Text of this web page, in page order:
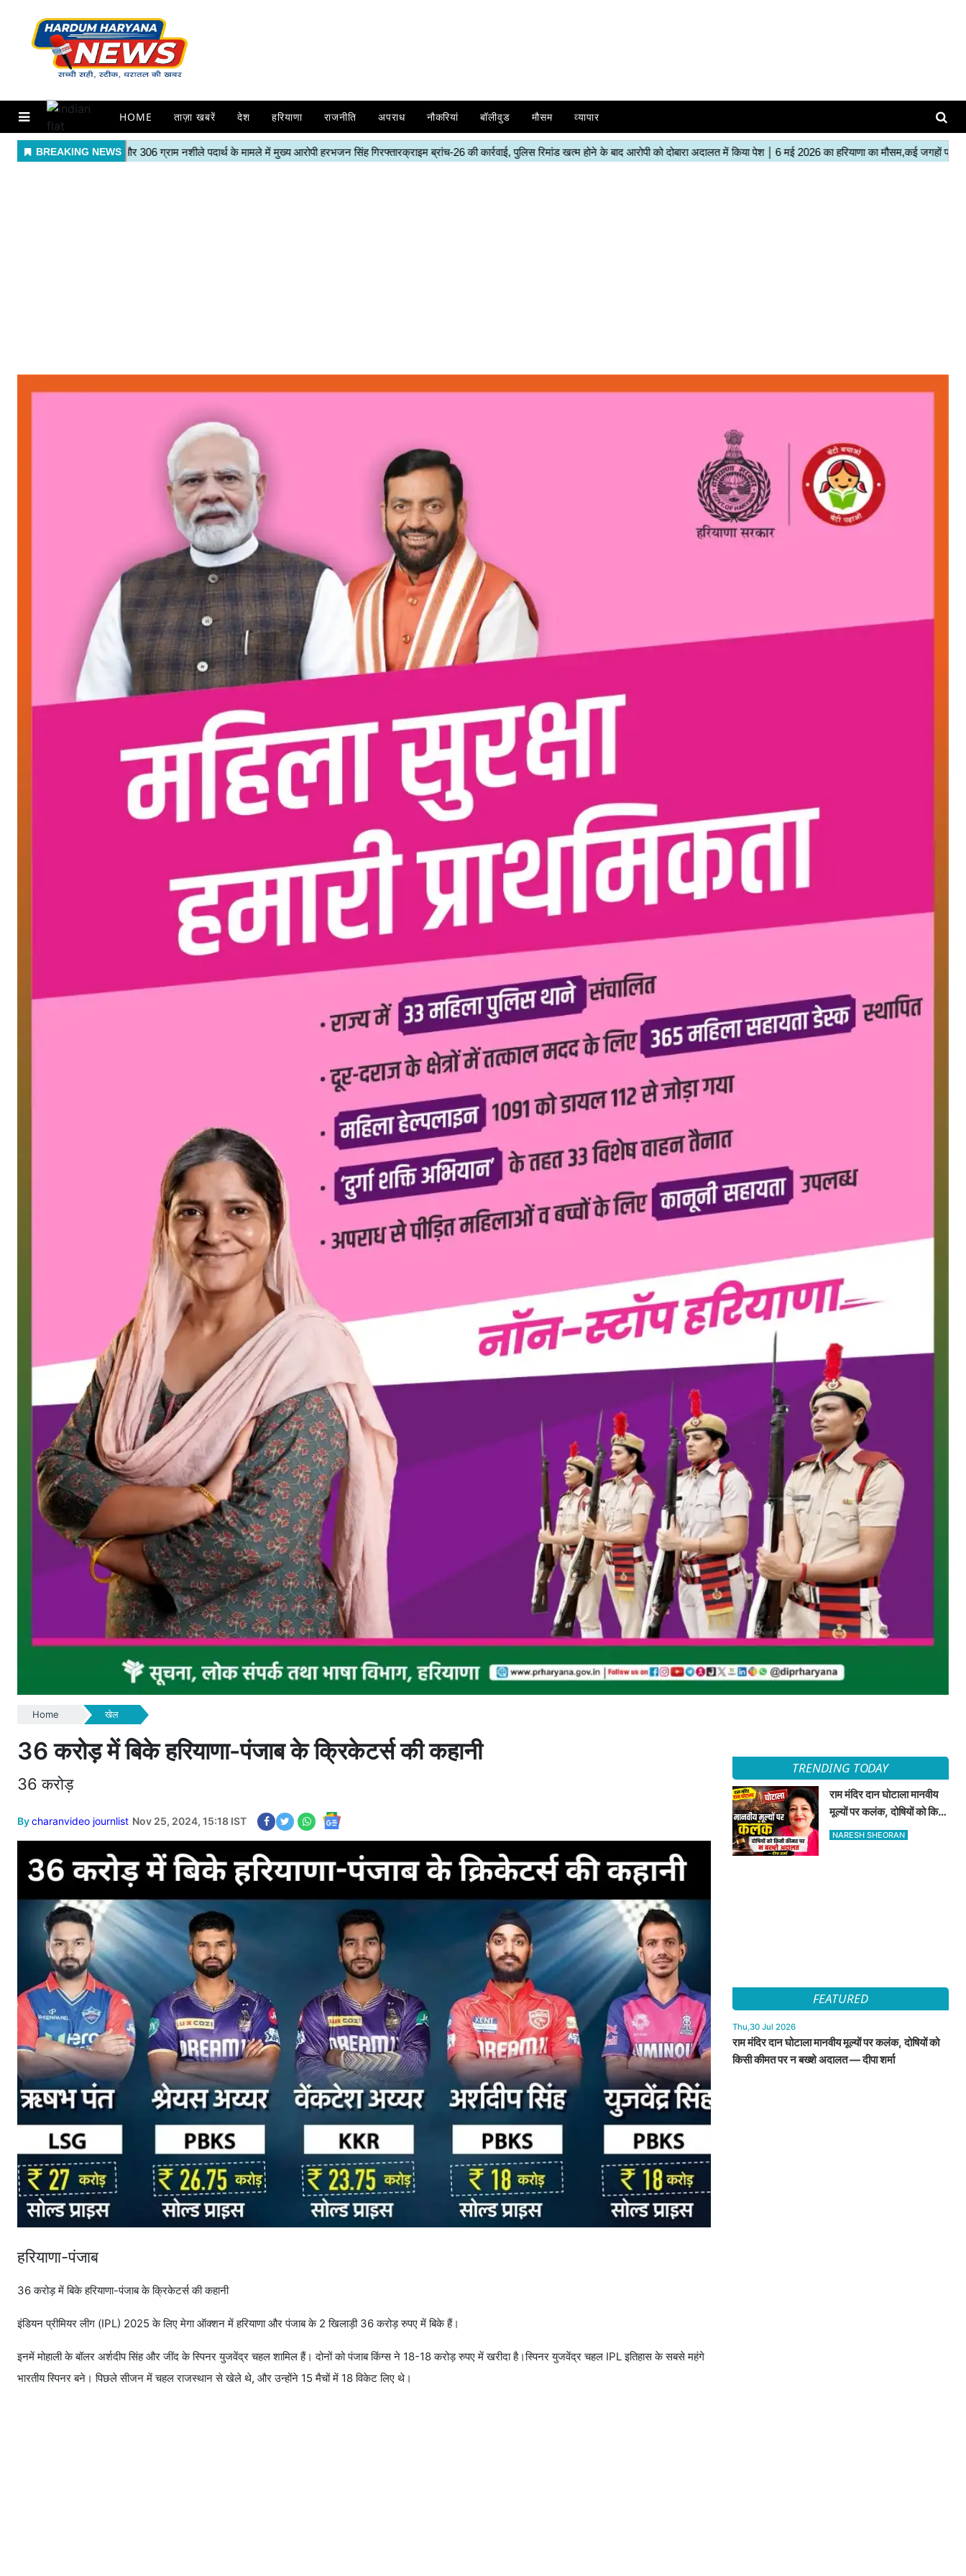
HOME ताज़ा खबरें देश हरियाणा राजनीति अपराध नौकरियां बॉलीवुड मौसम व्यापार
Home खेल
36 करोड़ में बिके हरियाणा-पंजाब के क्रिकेटर्स की कहानी
36 करोड़
Bycharanvideo journlist Nov 25, 2024, 15:18 IST
हरियाणा-पंजाब
36 करोड़ में बिके हरियाणा-पंजाब के क्रिकेटर्स की कहानी
इंडियन प्रीमियर लीग (IPL) 2025 के लिए मेगा ऑक्शन में हरियाणा और पंजाब के 2 खिलाड़ी 36 करोड़ रुपए में बिके हैं।
इनमें मोहाली के बॉलर अर्शदीप सिंह और जींद के स्पिनर युजवेंद्र चहल शामिल हैं। दोनों को पंजाब किंग्स ने 18-18 करोड़ रुपए में खरीदा है।स्पिनर युजवेंद्र चहल IPL इतिहास के सबसे महंगे
भारतीय स्पिनर बने। पिछले सीजन में चहल राजस्थान से खेले थे, और उन्होंने 15 मैचों में 18 विकेट लिए थे।
TRENDING TODAY
राम मंदिर दान घोटाला मानवीय
मूल्यों पर कलंक, दोषियों को किसी
कीमत पर न बख्शे अदालत —
NARESH SHEORAN
FEATURED
Thu,30 Jul 2026
राम मंदिर दान घोटाला मानवीय मूल्यों पर कलंक, दोषियों को
किसी कीमत पर न बख्शे अदालत — दीपा शर्मा